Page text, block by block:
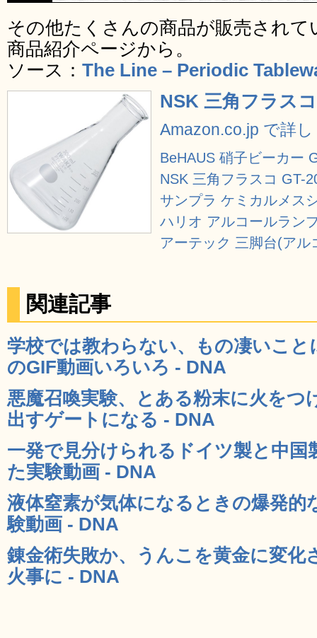
その他たくさんの商品が販売され
商品紹介ページから。
ソース： The Line – Periodic
NSK 三角フラス
Amazon.co.jp で詳
BeHAUS 硝子ビーカー
NSK 三角フラスコ GT-
サンプラ ケミカルメス
ハリオ アルコールラン
アーテック 三脚台(ア
関連記事
学校では教わらない、もの凄いこ
のGIF動画いろいろ - DNA
悪魔召喚実験、とある粉末に火をつ
出すゲートになる - DNA
一発で見分けられるドイツ製と中
た実験動画 - DNA
液体窒素が気体になるときの爆発的
験動画 - DNA
錬金術失敗か、うんこを黄金に変化
火事に - DNA